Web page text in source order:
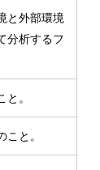
と外部環境
分析するフ
。
と。